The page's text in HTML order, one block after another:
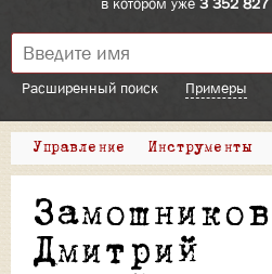
Расширенный поиск Примеры
Управление Инструменты
Замошников
Дмитрий